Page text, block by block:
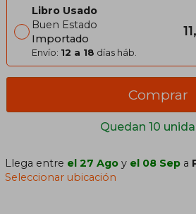
Libro Usado
Buen Estado
Importado
Envío: 12 a 18 días háb.
Quedan 10
Comprar
Llega entre el 27 Ago y el 08 Sep a
Seleccionar ubicación